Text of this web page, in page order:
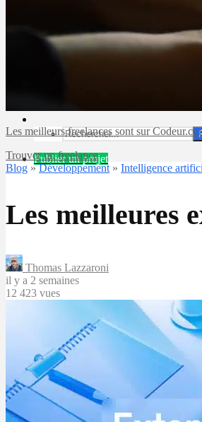
Prix logiciel
Prix chatbot
Publier un projet
Les meilleurs freelances sont sur
Trouver un freelance
Blog »Développement » Intelligence
Les meilleures
Thomas Lazzaroni
il y a 2 semaines
12 423 vues